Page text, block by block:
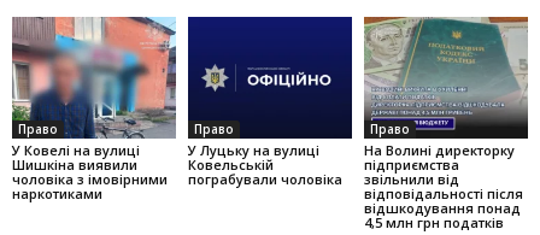
Право
У Ковелі на вулиці
Шишкіна виявили
чоловіка з імовірними
наркотиками
Право
У Луцьку на вулиці
Ковельській
пограбували чоловіка
Право
На Волині директорку
підприємства
звільнили від
відповідальності після
відшкодування понад
4,5 млн грн податків